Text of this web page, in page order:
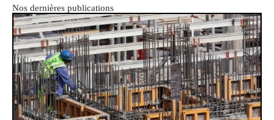
Nos dernières publications